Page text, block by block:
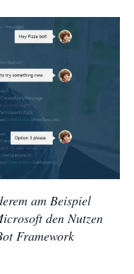
am Beispiel
den Nutzen
Framework